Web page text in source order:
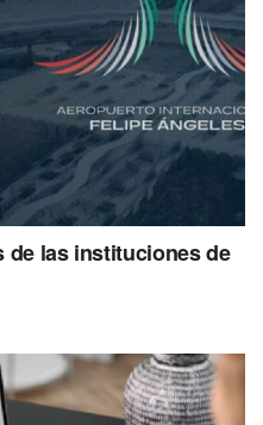
de las instituciones de